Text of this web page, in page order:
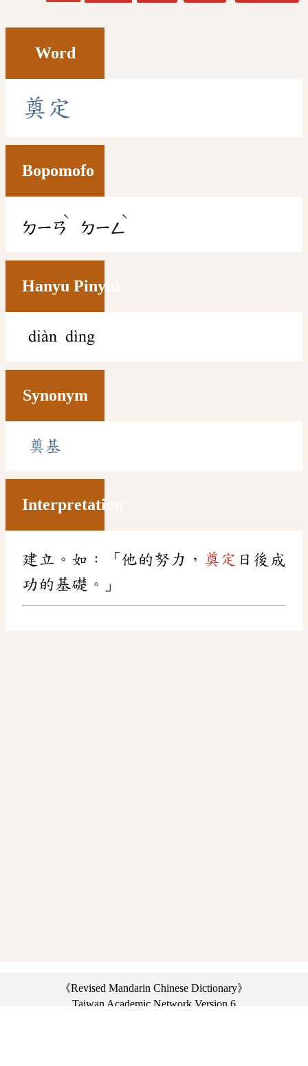
Word
奠 定
Bopomofo
ㄉㄧㄢ
ˋ
ㄉㄧㄥ
ˋ
Hanyu Pinyin
diàn dìng
Synonym
奠基
Interpretation
建立。如：「他的努力， 奠定 日後成
功的基礎。」
《Revised Mandarin Chinese Dictionary》
Taiwan Academic Network Version 6